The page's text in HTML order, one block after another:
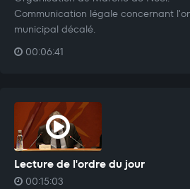
Communication légale concernant
municipal décalé.
00:06:41
Lecture de l'ordre du jour
00:15:03